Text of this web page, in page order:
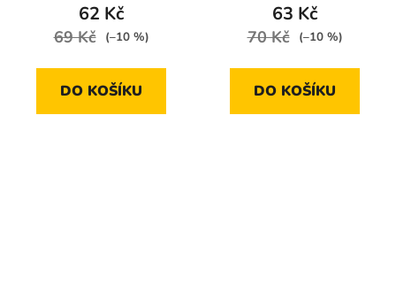
62 Kč
69 Kč (–10 %)
DO KOŠÍKU
63 Kč
70 Kč (–10 %)
DO KOŠÍKU